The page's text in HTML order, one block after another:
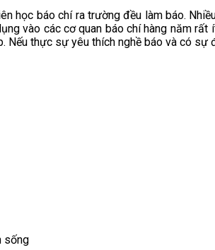
báo chí ra trường đều làm báo.
vào các cơ quan báo chí hàng năm
Nếu thực sự yêu thích nghề báo và có
sống